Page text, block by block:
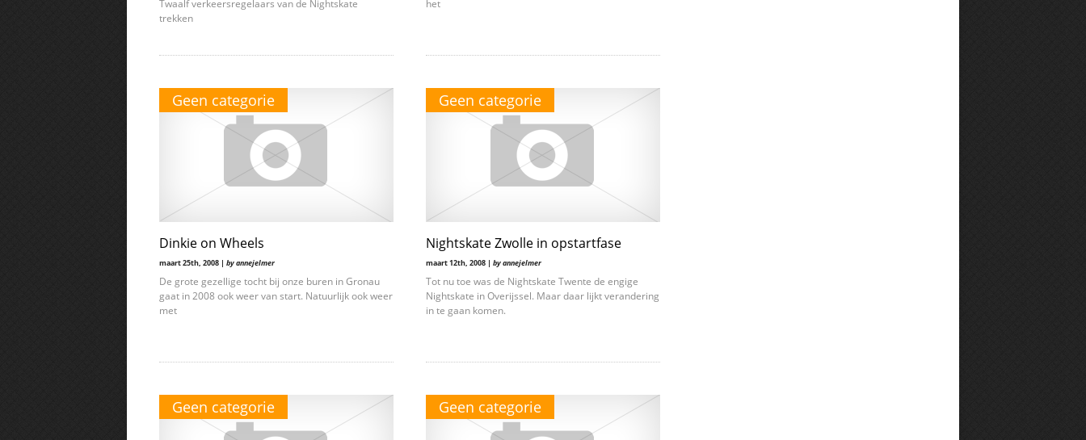
Twaalf verkeersregelaars van de Nightskate
trekken
het
Geen categorie
Dinkie on Wheels
maart 25th, 2008 | by annejelmer
De grote gezellige tocht bij onze buren in Gronau
gaat in 2008 ook weer van start. Natuurlijk ook weer
met
Geen categorie
Nightskate Zwolle in opstartfase
maart 12th, 2008 | by annejelmer
Tot nu toe was de Nightskate Twente de engige
Nightskate in Overijssel. Maar daar lijkt verandering
in te gaan komen.
Geen categorie Geen categorie